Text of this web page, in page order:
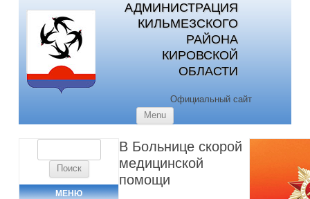
АДМИНИСТРАЦИЯ
КИЛЬМЕЗСКОГО
РАЙОНА
КИРОВСКОЙ
ОБЛАСТИ
Официальный сайт
Menu
МЕНЮ
В Больнице скорой
медицинской
помощи